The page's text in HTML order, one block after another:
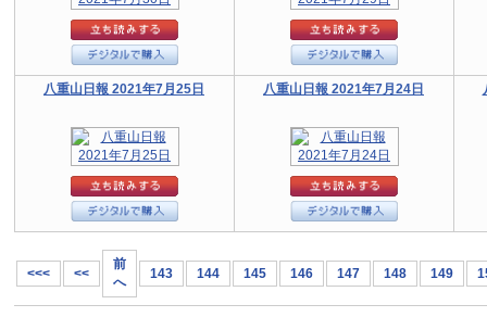
八重山日報 2021年7月25日 八重山日報 2021年7月24日
<<< <<
前
へ
143 144 145 146 147 148 149